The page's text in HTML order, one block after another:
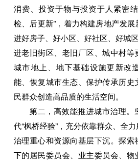
消费、投资于物与投资于人紧密
检、后更新”，着力构建房地产发
进好房子、好小区、好社区、好城
进老旧街区、老旧厂区、城中村等
城市地上、地下基础设施更新改
能、恢复城市生态、保护传承历史
民群众创造高品质的生活空间。
第二，高效能推进城市治理。
代“枫桥经验”，充分依靠群众、全
治理重心和资源向基层下沉。探索
下的居民委员会、业主委员会、物